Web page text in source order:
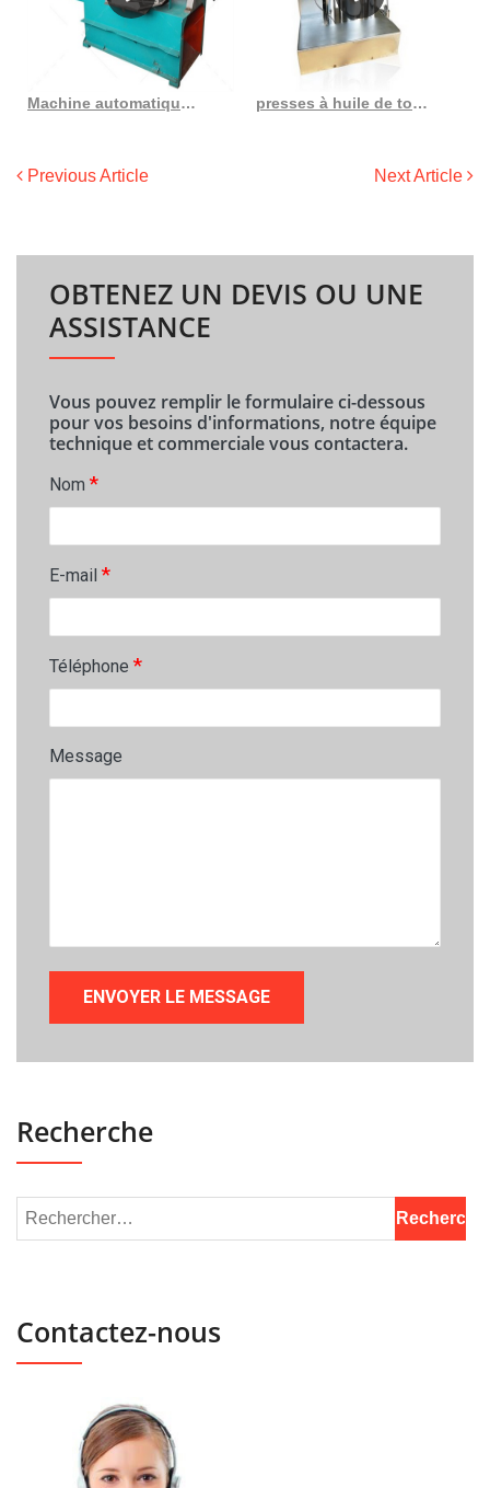
Machine automatique de presse à huile d’arachide d’équipement japon pressée à froid presses à huile de tournesol à petit prix et inégalées au Cameroun
Previous Article Next Article
OBTENEZ UN DEVIS OU UNE
ASSISTANCE
Vous pouvez remplir le formulaire ci-dessous
pour vos besoins d'informations, notre équipe
technique et commerciale vous contactera.
Nom *
E-mail *
Téléphone *
Message
Recherche
Contactez-nous